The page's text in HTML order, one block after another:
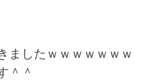
ましたｗｗｗｗｗｗｗ
＾＾